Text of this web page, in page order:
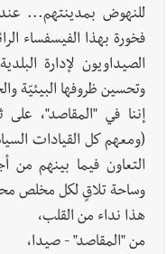
للنهوض بمدينتهم...
فخورة بهذا الفيسفساء
الصيداويون لإدارة
وتحسين ظروفها البيئيّة
إننا في "المقاصد"، على
(ومعهم كل القيادات
التعاون فيما بينهم من
وساحة تلاقٍ لكل مخلص
هذا نداء من القلب،
من "المقاصد" - صيدا،